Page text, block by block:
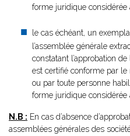
forme juridique considérée
le cas échéant, un
l’assemblée générale
constatant l’approbation
est certifié conforme par le
ou par toute personne
forme juridique considérée
N.B : En cas d’absence
assemblées générales des